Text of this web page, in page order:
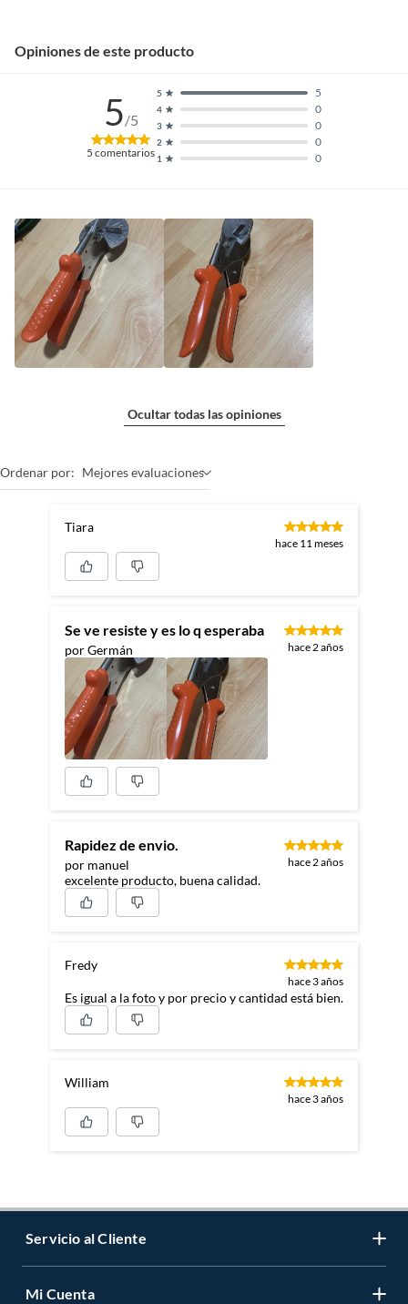
Opiniones de este producto
5/5
5 comentarios 1 0
2 0
3 0
4 0
5 5
Ocultar todas las opiniones
Ordenar por: Mejores evaluaciones
Tiara
hace 11 meses
Se ve resiste y es lo q esperaba
por Germán hace 2 años
Rapidez de envio.
por manuel hace 2 años
excelente producto, buena calidad.
Fredy
hace 3 años
Es igual a la foto y por precio y cantidad está bien.
William
hace 3 años
Servicio al Cliente
Contáctanos
Mi Cuenta